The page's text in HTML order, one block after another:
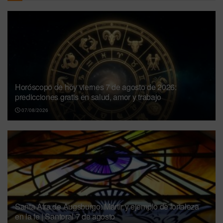
Horóscopo de hoy viernes 7 de agosto de 2026:
predicciones gratis en salud, amor y trabajo
07/08/2026
Santa Afra de Augsburgo: Mártir y ejemplo de fortaleza
en la fe | Santoral 7 de agosto